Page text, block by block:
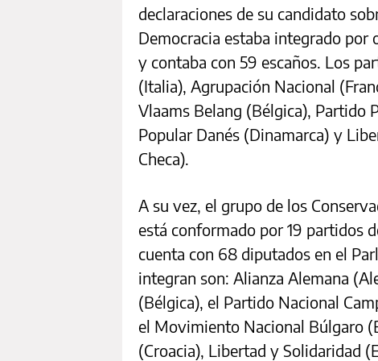
declaraciones de su candidato
Democracia estaba integrado por
y contaba con 59 escaños. Los
(Italia), Agrupación Nacional
Vlaams Belang (Bélgica), Partido
Popular Danés (Dinamarca) y
Checa).
A su vez, el grupo de los
está conformado por 19 partidos
cuenta con 68 diputados en el
integran son: Alianza Alemana
(Bélgica), el Partido Nacional
el Movimiento Nacional Búlgaro
(Croacia), Libertad y Solidaridad